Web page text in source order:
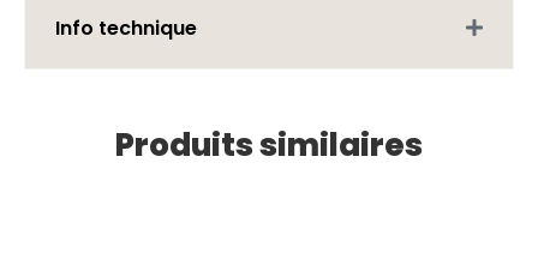
Info technique
Produits similaires